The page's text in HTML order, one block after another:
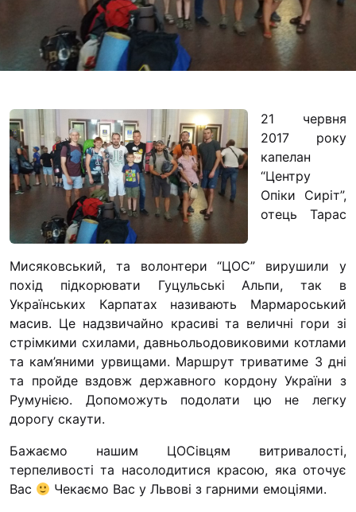
Футбольна
Кулінарний гурток
Іконописна школа
Альтернатива
Одна церква – одна
одна родина
Чемпіонат з міні-
“КОПА”
Як допомогти
Ми помолимося
З рук в руки
Підтримати сім’ю
Юричко
“#Усинови_ТИ”
Освіта
Контакти
21 червня
2017 року
капелан
“Центру
Опіки Сиріт”,
отець Тарас
Мисяковський, та волонтери “ЦОС” вирушили у
похід підкорювати Гуцульські Альпи, так в
Українських Карпатах називають Мармароський
масив. Це надзвичайно красиві та величні гори зі
стрімкими схилами, давньольодовиковими котлами
та кам’яними урвищами. Маршрут триватиме 3 дні
та пройде вздовж державного кордону України з
Румунією. Допоможуть подолати цю не легку
дорогу скаути.
Бажаємо нашим ЦОСівцям витривалості,
терпеливості та насолодитися красою, яка оточує
Вас
Чекаємо Вас у Львові з гарними емоціями.